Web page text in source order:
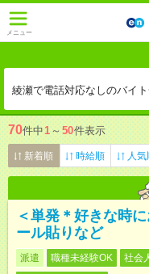
メニュー
綾瀬で電話対応なしのバイ
70件中1 ～ 50件表示
新着順 時給順 人気
＜単発＊好きな時
ール貼りなど
派遣 職種未経験OK 社会